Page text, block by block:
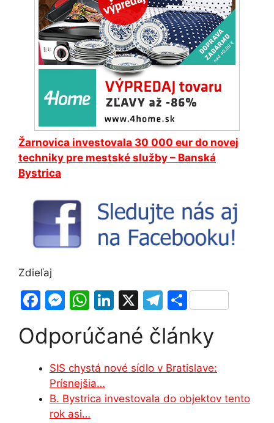
Žarnovica investovala 30 000 eur do novej
techniky pre mestské služby – Banská
Bystrica
Zdieľaj
F
c
e
b
o
o
M
s
s
e
n
g
W
at
s
A
p
p
Li
k
e
dI
n
X
T
e
gr
a
m
S
ar
e
Odporúčané články
SIS chystá nové sídlo v Bratislave:
Prísnejšia…
B. Bystrica investovala do objektov tento
rok asi…